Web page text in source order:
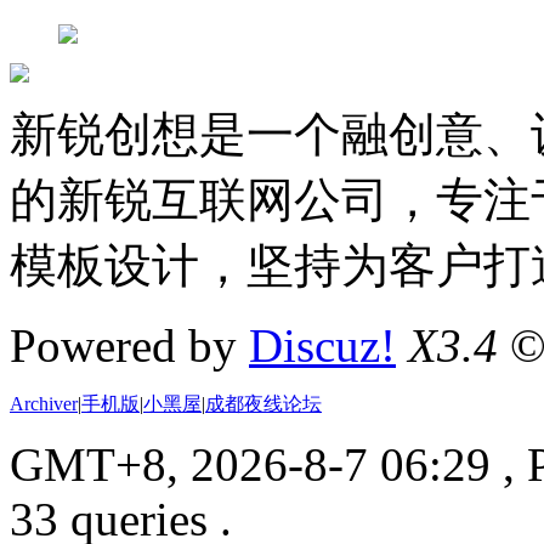
新锐创想是一个融创意
的新锐互联网公司，专
模板设计，坚持为客户
Powered by Discuz! X3.4
Archiver|手机版|小黑屋|成都夜线论坛
GMT+8, 2026-8-7 06:29 ,
33 queries .